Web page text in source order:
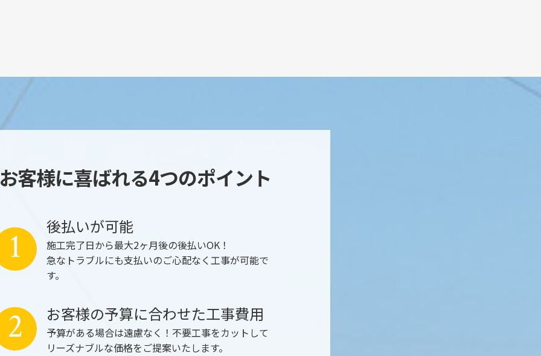
客様に喜ばれる4つのポイント
後払いが可能
施工完了日から最大2ヶ月後の後払いOK！
急なトラブルにも支払いのご心配なく工事が可能で
す。
1
お客様の予算に合わせた工事費用
予算がある場合は遠慮なく！不要工事をカットして
リーズナブルな価格をご提案いたします。
2